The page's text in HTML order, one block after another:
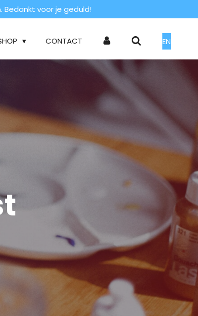
Bedankt voor je geduld!
CONTACT EN